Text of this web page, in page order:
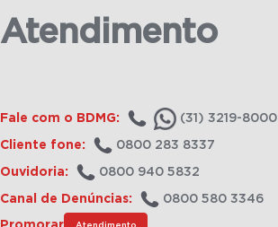
Atendimento
Fale com o BDMG: (31) 3219-8000
Cliente fone: 0800 283 8337
Ouvidoria: 0800 940 5832
Canal de Denúncias: 0800 580 3346
Atendimento